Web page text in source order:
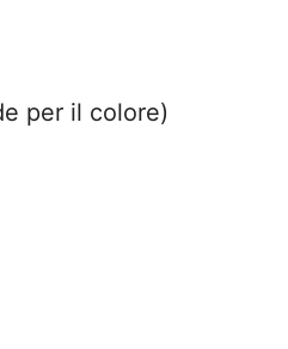
per il colore)